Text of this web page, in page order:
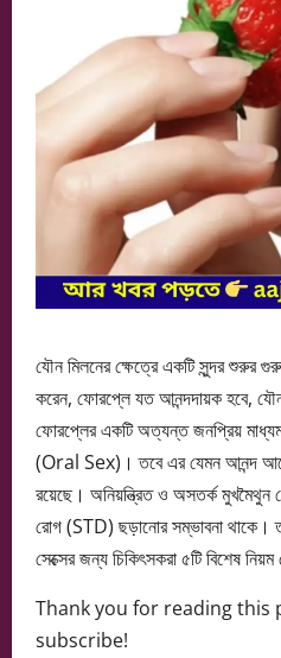
যৌন মিলনের ক্ষেত্রে একটি সুন্দর শুরুর
করেন, ফোরপ্লে যত আনন্দদায়ক হবে,
ফোরপ্লের একটি অত্যন্ত জনপ্রিয়
(Oral Sex)। তবে এর যেমন আনন্দ
রয়েছে। অনিয়ন্ত্রিত ও অসতর্ক মুখমৈথুন
রোগ (STD) ছড়ানোর সম্ভাবনা থাকে।
সেক্সের জন্য চিকিৎসকরা ৫টি বিশেষ নিয়ম
Thank you for reading
subscribe!